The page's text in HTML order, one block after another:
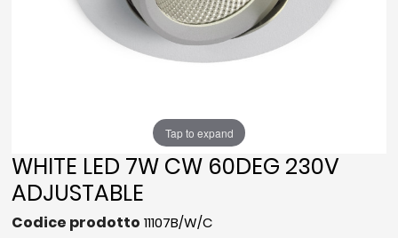
Tap to expand
WHITE LED 7W CW 60DEG 230V
ADJUSTABLE
Codice prodotto 11107B/W/C